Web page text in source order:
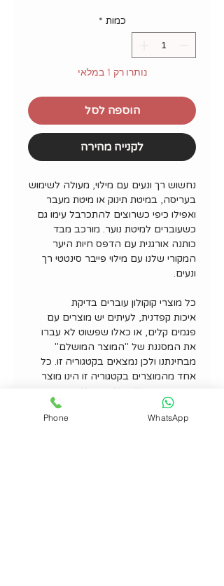
כמות *
נותרו רק 1 במלאי
הוספה לסל
לקנייה מהירה
נחשוש רך ונעים עם מילוי, מעולה לשימוש
בעריסה, במיטת תינוק או מיטת מעבר
ואפילו כיפי כשרוצים להתכרבל עימו גם
כשעוברים למיטת נוער. מורכב מבד
כותנה אורגנית עם הדפס חיות היער
המקורי שלנו עם מילוי פייבר סינטטי רך
ונעים.
כל מוצרי קוקולון עוברים בדיקת
איכות קפדנית, לעיתים יש מוצרים עם
פגמים קלים, או כאלו שפשוט לא עברו
את המסננת של "המוצר המושלם"
מבחינתנו ולכן נמצאים בקטגוריה זו. כל
אחד מהמוצרים בקטגוריה זו הינו מוצר
יחיד. הפגם מצוין באופן ספציפי. מכירת
מוצרים בקטגוריה זו הינה סופית - במוצרי
סוג ב' ועודפים אין אפשרות החלפה או
Phone WhatsApp